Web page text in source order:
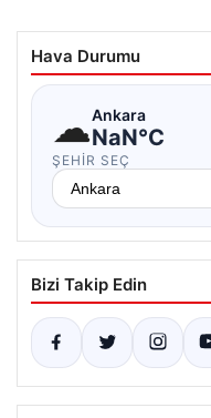
Hava Durumu
☁Ankara
NaN°C
ŞEHIR SEÇ
Bizi Takip Edin